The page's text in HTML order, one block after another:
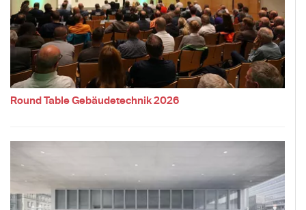
Round Table Gebäudetechnik 2026